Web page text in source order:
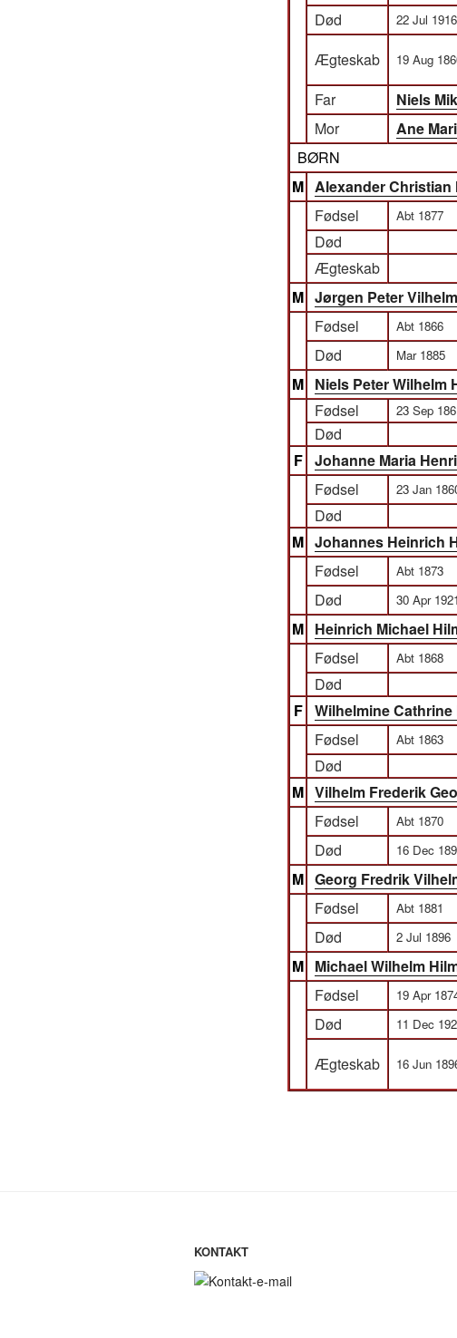
Død
22 Jul 1916
Ægteskab
19 Aug
Far
Niels
Mor
Ane
BØRN
M Alexander Christian
Fødsel
Abt 1877
Død
Ægteskab
M Jørgen Peter
Fødsel
Abt 1866
Død
Mar 1885
M Niels Peter Wilhelm
Fødsel
23 Sep
Død
F Johanne Maria
Fødsel
23 Jan
Død
M Johannes Heinrich
Fødsel
Abt 1873
Død
30 Apr 1921
M Heinrich Michael
Fødsel
Abt 1868
Død
F Wilhelmine
Fødsel
Abt 1863
Død
M Vilhelm Frederik
Fødsel
Abt 1870
Død
16 Dec
M Georg Fredrik
Fødsel
Abt 1881
Død
2 Jul 1896
M Michael Wilhelm
Fødsel
19 Apr
Død
11 Dec
Ægteskab
16 Jun
KONTAKT